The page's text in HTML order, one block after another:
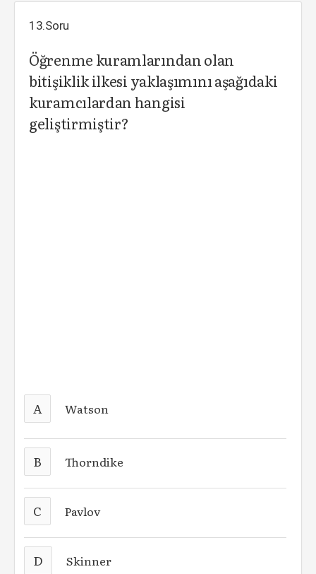
13.Soru
Öğrenme kuramlarından olan
bitişiklik ilkesi yaklaşımını aşağıdaki
kuramcılardan hangisi
geliştirmiştir?
A Watson
B Thorndike
C Pavlov
D Skinner